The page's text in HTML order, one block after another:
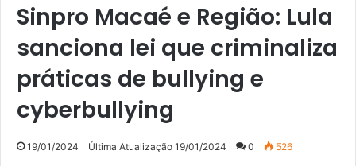
Sinpro Macaé e Região: Lula
sanciona lei que criminaliza
práticas de bullying e
cyberbullying
19/01/2024 Última Atualização 19/01/2024 0 526